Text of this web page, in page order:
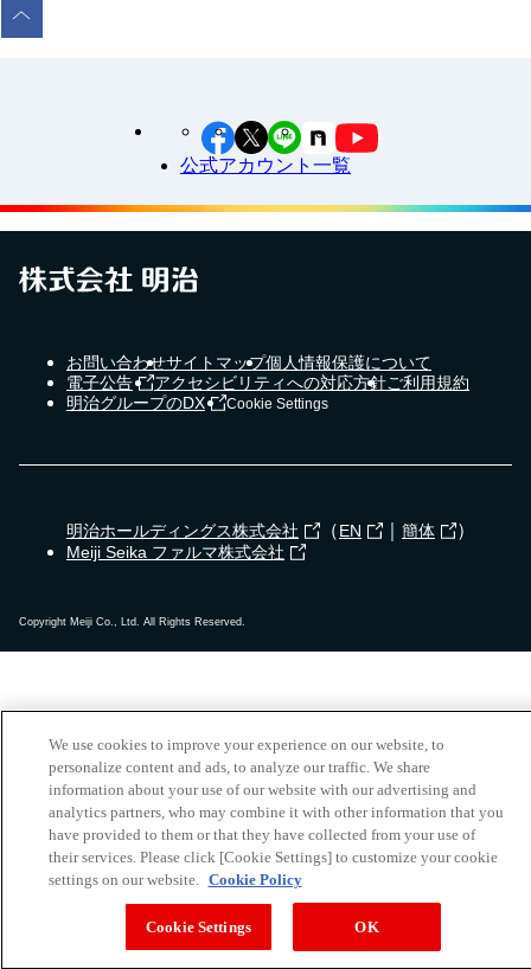
公式アカウント一覧
お問い合わせサイトマップ個人情報保護について
電子公告
アクセシビリティへの対応方針ご利用規約
明治グループのDX
Cookie Settings
明治ホールディングス株式会社 （EN 簡体 ）
Meiji Seika ファルマ株式会社
Copyright Meiji Co., Ltd. All Rights Reserved.
We use cookies to improve your experience on our website, to
personalize content and ads, to analyze our traffic. We share
information about your use of our website with our advertising and
analytics partners, who may combine it with other information that you
have provided to them or that they have collected from your use of
their services. Please click [Cookie Settings] to customize your cookie
settings on our website. Cookie Policy
Cookie Settings OK